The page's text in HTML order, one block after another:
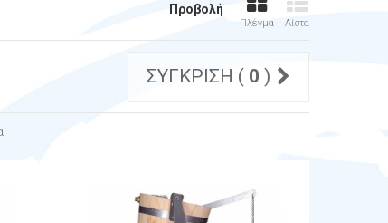
Προβολή
Πλέγμα Λίστα
ΣΎΓΚΡΙΣΗ ( 0 )